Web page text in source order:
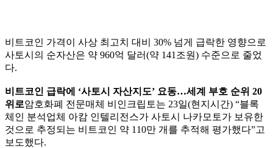
비트코인 가격이 사상 최고치 대비 30% 넘게 급락한 영향으로
사토시의 순자산은 약 960억 달러(약 141조원) 수준으로 줄었
다.
비트코인 급락에 ‘사토시 자산지도’ 요동…세계 부호 순위 20
위로암호화폐 전문매체 비인크립토는 23일(현지시간) “블록
체인 분석업체 아캄 인텔리전스가 사토시 나카모토가 보유한
것으로 추정되는 비트코인 약 110만 개를 추적해 평가했다”고
보도했다.